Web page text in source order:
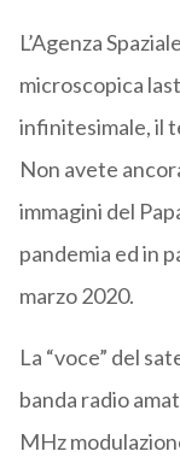
L’Agenza
microscopica
infinitesimale, il
Non avete
immagini del
pandemia ed in
marzo 2020.
La “voce” del
banda radio
MHz